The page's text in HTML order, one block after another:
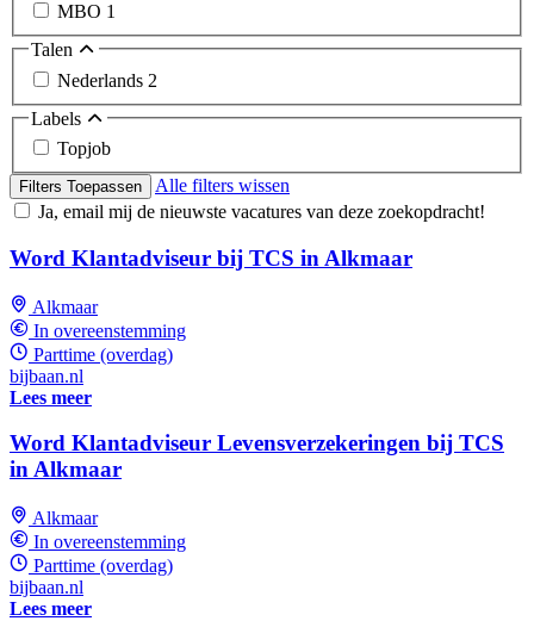
MBO 1
Talen
Nederlands 2
Labels
Topjob
Filters Toepassen
Alle filters wissen
Ja, email mij de nieuwste vacatures van deze zoekopdracht!
Word Klantadviseur bij TCS in Alkmaar
Alkmaar
In overeenstemming
Parttime (overdag)
bijbaan.nl
Lees meer
Word Klantadviseur Levensverzekeringen bij TCS
in Alkmaar
Alkmaar
In overeenstemming
Parttime (overdag)
bijbaan.nl
Lees meer